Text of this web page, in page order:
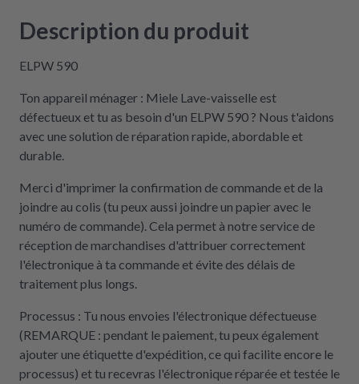
Description du produit
ELPW 590
Ton appareil ménager : Miele Lave-vaisselle est
défectueux et tu as besoin d'un ELPW 590 ? Nous t'aidons
avec une solution de réparation rapide, abordable et
durable.
Merci d'imprimer la confirmation de commande et de la
joindre au colis (tu peux aussi joindre un papier avec le
numéro de commande). Cela permet à notre service de
réception de marchandises d'attribuer correctement
l'électronique à ta commande et évite des délais de
traitement plus longs.
Processus : Tu nous envoies l'électronique défectueuse
(REMARQUE : pendant le paiement, tu peux également
ajouter une étiquette d'expédition, ce qui facilite encore le
processus) et tu recevras l'électronique réparée et testée le